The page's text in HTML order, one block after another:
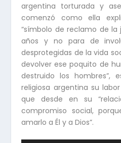
argentina torturada y
comenzó como ella
“símbolo de reclamo de la
años y no para de
desprotegidas de la vida
devolver ese poquito de
destruido los hombres”,
religiosa argentina su
que desde en su
compromiso social,
amarlo a Él y a Dios”.